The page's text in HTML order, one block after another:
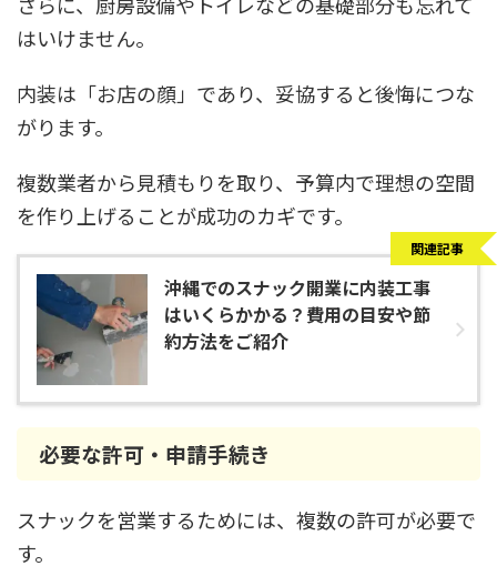
はいけません。
内装は「お店の顔」であり、妥協すると後悔につな
がります。
複数業者から見積もりを取り、予算内で理想の空間
を作り上げることが成功のカギです。
沖縄でのスナック開業に内装工事
はいくらかかる？費用の目安や節
約方法をご紹介
関連記事
必要な許可・申請手続き
スナックを営業するためには、複数の許可が必要で
す。